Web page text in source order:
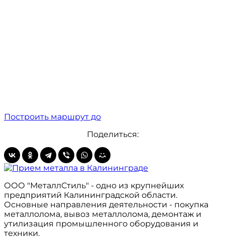
Построить маршрут до
Поделиться:
ООО "МеталлСтиль" - одно из крупнейших
предприятий Калининградской области.
Основные направления деятельности - покупка
металлолома, вывоз металлолома, демонтаж и
утилизация промышленного оборудования и
техники.